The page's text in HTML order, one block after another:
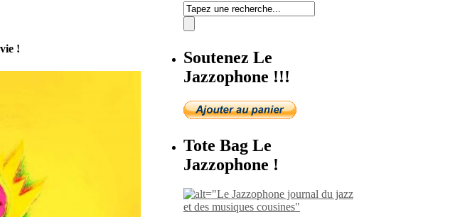
!
Soutenez Le
Jazzophone !!!
Tote Bag Le
Jazzophone !